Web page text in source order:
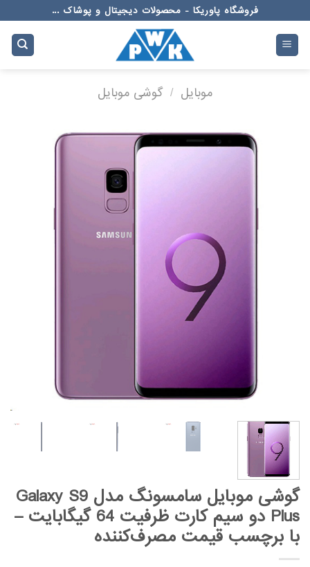
to
content
فروشگاه پاوریکا - محصولات دیجیتال و پوشاک ...
موبایل / گوشی موبایل
گوشی موبایل سامسونگ مدل Galaxy S9
Plus دو سیم کارت ظرفیت 64 گیگابایت –
با برچسب قیمت مصرف‌کننده